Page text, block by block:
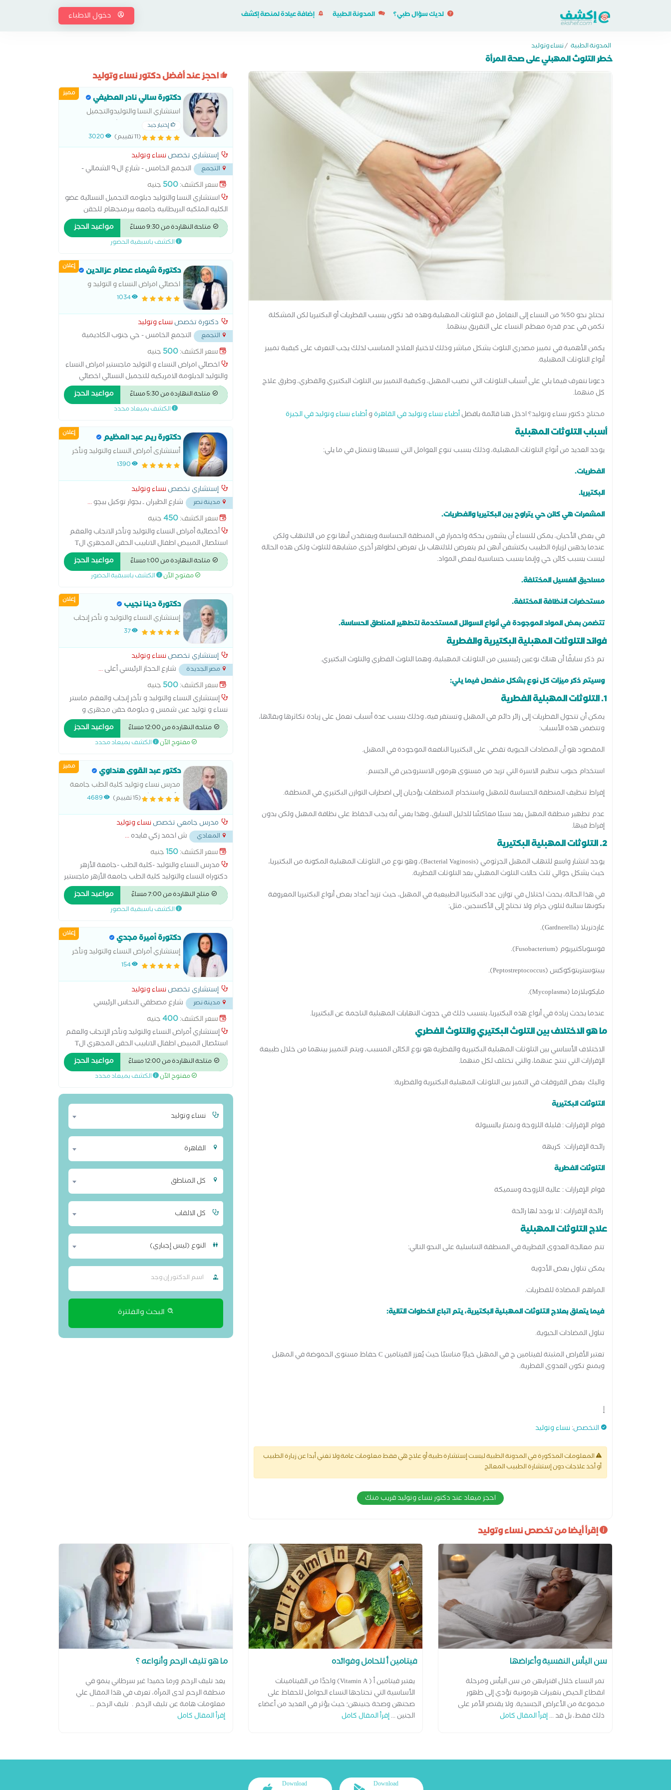
لديك سؤال طبي؟ المدونة الطبية إضافة عيادة لمنصة إكشف دخول الاطباء
المدونة الطبية /نساء وتوليد
خطر التلوث المهبلي على صحة المرأة
تحتاج نحو 50% من النساء إلى التعامل مع التلوثات المهبلية،وهذه قد تكون بسبب الفطريات أو البكتيريا لكن المشكلة
تكمن في عدم قدرة معظم النساء على التفريق بينهما.
يكمن الأهمية في تمييز مصدري التلوث بشكل مباشر وذلك لاختيار العلاج المناسب لذلك يجب التعرف على كيفية تمييز
أنواع التلوثات المهبلية.
دعونا نتعرف فيما يلي على أسباب التلوثات التي تصيب المهبل، وكيفية التمييز بين التلوث البكتيري والفطري، وطرق علاج
كل منهما.
محتاج دكتور نساء وتوليد؟ ادخل هنا قائمة بافضلأطباء نساء وتوليد في القاهرةوأطباء نساء وتوليد في الجيزة
أسباب التلوثات المهبلية
يوجد العديد من أنواع التلوثات المهبلية، وذلك بسبب تنوع العوامل التي تسببها وتتمثل في ما يلي:
الفطريات.
البكتيريا.
المشعرات هي كائن حي يتراوح بين البكتيريا والفطريات.
في بعض الأحيان، يمكن للنساء أن يشعرن بحكة واحمرار في المنطقة الحساسة ويعتقدن أنها نوع من الالتهاب ولكن
عندما يذهبن لزيارة الطبيب يكتشفن أنهن لم يتعرضن للالتهاب بل تعرضن لظواهر أخرى مشابهة للتلوث ولكن هذه الحالة
ليست بسبب كائن حي وإنما بسبب حساسية لبعض المواد.
مساحيق الغسيل المختلفة.
مستحضرات النظافة المختلفة.
تتضمن بعض المواد الموجودة في أنواع السوائل المستخدمة لتطهير المناطق الحساسة.
فوائد التلوثات المهبلية البكتيرية والفطرية
تم ذكر سابقًا أن هناك نوعين رئيسيين من التلوثات المهبلية، وهما التلوث الفطري والتلوث البكتيري.
وسيتم ذكر ميزات كل نوع بشكل منفصل فيما يلي:
1. التلوثات المهبلية الفطرية
يمكن أن تتحول الفطريات إلى زائر دائم في المهبل وتستقر فيه، وذلك بسبب عدة أسباب تعمل على زيادة تكاثرها وبقائها،
وتتضمن هذه الأسباب:
المقصود هو أن المضادات الحيوية تقضي على البكتيريا النافعة الموجودة في المهبل.
استخدام حبوب تنظيم الاسرة التي تزيد من مستوى هرمون الاستروجين في الجسم.
إفراط تنظيف المنطقة الحساسة للمهبل واستخدام المنظفات يؤديان إلى اضطراب التوازن البكتيري في المنطقة.
عدم تطهير منطقة المهبل يعد سببًا معاكسًا للدليل السابق، وهذا يعني أنه يجب الحفاظ على نظافة المهبل ولكن بدون
إفراط فيها.
2. التلوثات المهبلية البكتيرية
يوجد انتشار واسع للتهاب المهبل الجرثومي (Bacterial Vaginosis)، وهو نوع من التلوثات المهبلية المكونة من البكتيريا،
حيث يشكل حوالي ثلث حالات التلوث المهبلي بعد التلوثات الفطرية.
في هذا الحالة، يحدث اختلال في توازن عدد البكتيريا الطبيعية في المهبل، حيث تزيد أعداد بعض أنواع البكتيريا المعروفة
بكونها سالبة لتلون جرام ولا تحتاج إلى الأكسجين، مثل:
غاردنريلا (Gardnerella).
فوسوباكتيريوم (Fusobacterium).
بيبتوستربتوكوكس (Peptostreptococcus).
مايكوبلازما (Mycoplasma).
عندما يحدث زيادة في أنواع هذه البكتيريا، يتسبب ذلك في حدوث التهابات المهبلية الناجمة عن البكتيريا.
ما هو الاختلاف بين التلوث البكتيري والتلوث الفطري
الاختلاف الأساسي بين التلوثات المهبلية البكتيرية والفطرية هو نوع الكائن المسبب، ويتم التمييز بينهما من خلال طبيعة
الإفرازات التي تنتج عنهما، والتي تختلف لكل منهما.
واليك بعض الفروقات في التميز بين التلوثات المهبلية البكتيرية والفطرية:
التلوثات البكتيرية
قوام الإفرازات : قليلة اللزوجة وتمتاز بالسيولة
رائحة الإفرازات: كريهة
التلوثات الفطرية
قوام الإفرازات : عالية اللزوجة وسميكة
رائحة الإفرازات : لا يوجد لها رائحة
علاج التلوثات المهبلية
تتم معالجة العدوى الفطرية في المنطقة التناسلية على النحو التالي:
يمكن تناول بعض الأدوية
المراهم المضادة للفطريات.
فيما يتعلق بعلاج التلوثات المهبلية البكتيرية، يتم اتباع الخطوات التالية:
تناول المضادات الحيوية.
تعتبر الأقراص المثبتة لفيتامين ج في المهبل خيارًا مناسبًا حيث يُعزز الفيتامين C حفاظ مستوى الحموضة في المهبل
ويمنع تكون العدوى الفطرية.
إ
التخصص:نساء وتوليد
المعلومات المذكورة في المدونة الطبية ليست إستشارة طبية أو علاج هي فقط معلومات عامة ولا تغني أبدا عن زيارة الطبيب
أو أخذ علاجات دون إستشارة الطبيب المعالج
احجز ميعاد عند دكتور نساء وتوليد قريب منك
احجز عند أفضل دكتور نساء وتوليد
مميز دكتورة سالي نادر العطيفي
استشاري النسا والتوليدوالتجميل
النسائى -جامعة عين شمس
إختيار جيد
(11 تقييم) 3020
إستشاري تخصصنساء وتوليد
التجمع
التجمع الخامس - شارع ال٩٠ الشمالي -
خلف المستشفي الجوي... سعر الكشف:500 جنيه
استشاري النسا والتوليد دبلومه التجميل النسائية عضو
الكليه الملكيه البريطانيه جامعه بيرمنجهام للحقن
المجهري و اطفال الانابيب متخصصة فى ( الولادة
الطبيعية والقيصرية - الربط- وتكيس المبايض- المناظير -
الحقن المجهرى - تجميل النسائى- تاخر الانجاب - العقم )
متاحة النهاردة من 9:30 مساءً مواعيد الحجز
الكشف باسبقية الحضور
إعلان دكتورة شيماء عصام عزالدين
اخصائي امراض النساء و التوليد و
التجميل النسائي ماجستير جامعة
التجميل النسائي
1034
دكتورة تخصصنساء وتوليد
التجمع
التجمع الخامس - حي جنوب الكاديمية
على الشارع بين مسجد الشرطه ومسجد حسن
الشربتلي
...
سعر الكشف:500 جنيه
اخصائي امراض النساء و التوليد ماجستير امراض النساء
والتوليد الدبلومة الامريكيه للتجميل النسائي اخصائي
اصلاح و ترميم المهبل ما بعد الولادات الطبيعية علاج
التشنج المهبلي علاج تاخر الحمل و المناظير الجراحيه
متاحة النهاردة من 5:30 مساءً مواعيد الحجز
الكشف بميعاد محدد
إعلان دكتورة ريم عبد العظيم
أستشارى أمراض النساء والتوليد وتأخر
الانجاب والعقم 1390
إستشاري تخصصنساء وتوليد
مدينة نصر شارع الطيران ـ بجوار توكيل بيچو...
سعر الكشف:450جنيه
أخصائية أمراض النساء والتوليد وتأخر الانجاب والعقم
استئصال المبيض اطفال الانابيب الحقن المجهري الT
الT الهرموني الولادة الطبيعية الولادة القيصرية تحليل
بطانة الرحم ربط قناة فالوب رعاية ما قبل الولادة وبعدها
سونار سونار ثلاثي الابعاد سونار رباعي الابعاد عمليات
متاحة النهاردة من 1:00 مساءً مواعيد الحجز
مفتوح الآن الكشف باسبقية الحضور
إعلان دكتورة دينا نجيب
إستشاري النساء والتوليد و تأخر إنجاب
والعقم ماستر نساء و توليد عين
اخصاب مساعد قصر عينى
37
إستشاري تخصصنساء وتوليد
مصر الجديدة شارع الحجاز الرئيسي أعلى...
سعر الكشف:500 جنيه
إستشاري النساء والتوليد و تأخر إنجاب والعقم ماستر
نساء و توليد عين شمس و دبلومة حقن مجهرى و
اخصاب مساعد قصر عينى استئصال المبيض اطفال
الانابيب الحقن المجهري الولادة الطبيعية الولادة
القيصرية تحليل بطانة الرحم رعاية ما قبل الولادة وبعدها
تجميل المهبل عملية استئصال الرحم بالمنظار
متاحة النهاردة من 12:00 مساءً مواعيد الحجز
مفتوح الآن الكشف بميعاد محدد
مميز دكتور عبد القوى هنداوي
مدرس نساء وتوليد كلية الطب جامعة
الأزهر، استشاري الحقن المجهري وطب
(15 تقييم) 4689
مدرس جامعي تخصصنساء وتوليد
المعادي ش احمد زكي فايده...
سعر الكشف:150جنيه
مدرس النساء والتوليد -كلية الطب -جامعة الأزهر
دكتوراه النساء والتوليد كلية الطب جامعة الأزهر ماجستير
النساء والتوليد المركز الدولي الإسلامي زميل طب الجنين
وتشوهات الأجنه _القصر العيني استشاري الحقن
المجهري مستشفى آدم الدولي
متاح النهاردة من 7:00 مساءً مواعيد الحجز
الكشف باسبقية الحضور
إعلان دكتورة أميرة مجدي
إستشاري أمراض النساء والتوليد وتأخر
الإنجاب والعقم 154
إستشاري تخصصنساء وتوليد
مدينة نصر
شارع مصطفي النحاس الرئيسي
بجوار مدرسه المنهل... سعر الكشف:400جنيه
إستشاري أمراض النساء والتوليد وتأخر الإنجاب والعقم
استئصال المبيض اطفال الانابيب الحقن المجهري الT
الT الهرموني الولادة الطبيعية الولادة القيصرية تحليل
بطانة الرحم ربط قناة فالوب رعاية ما قبل الولادة وبعدها
سونار سونار ثلاثي الابعاد سونار رباعي الابعاد عمليات
متاحة النهاردة من 12:00 مساءً مواعيد الحجز
مفتوح الآن الكشف بميعاد محدد
نساء وتوليد
القاهرة
كل المناطق
كل الالقاب
النوع (ليس إجباري)
البحث والفلترة
إقرأ أيضا من تخصص نساء وتوليد
سن اليأس النفسية وأعراضها
تمر النساء خلال اقترابهن من سن اليأس ومرحلة
انقطاع الحيض بتغيرات هرمونية تؤدي إلى ظهور
مجموعة من الأعراض الجسدية. ولا يقتصر الأمر على
ذلك فقط، بل قد ...إقرأ المقال كامل
فيتامين أ للحامل وفوائده
يعتبر فيتامين أ ( Vitamin A) واحدًا من الفيتامينات
الأساسية التي تحتاجها النساء الحوامل للحفاظ على
صحتهن وصحة جنينهن؛ حيث يؤثر في العديد من أعضاء
الجنين ...إقرأ المقال كامل
ما هو تليف الرحم وأنواعه ؟
يعد تليف الرحم ورما حميدا غير سرطاني ينمو في
منطقة الرحم لدى المرأة، تعرف في هذا المقال علي
معلومات هامة عن تليف الرحم . تليف الرحم ...
إقرأ المقال كامل
Download
Download